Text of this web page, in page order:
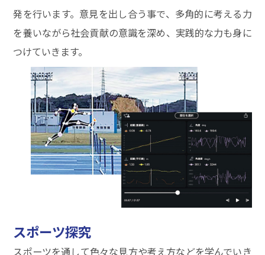
発を行います。意見を出し合う事で、多角的に考える力
を養いながら社会貢献の意識を深め、実践的な力も身に
つけていきます。
スポーツ探究
スポーツを通して色々な見方や考え方などを学んでいき